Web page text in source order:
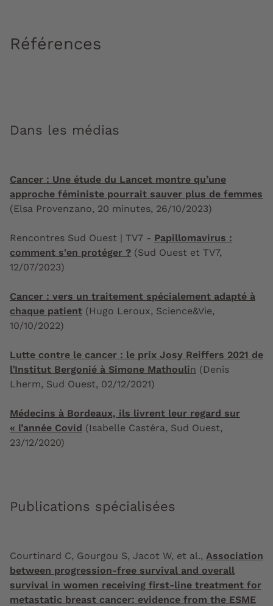
Références
Dans les médias
Cancer : Une étude du Lancet montre qu’une
approche féministe pourrait sauver plus de femmes
(Elsa Provenzano, 20 minutes, 26/10/2023)
Rencontres Sud Ouest | TV7 - Papillomavirus :
comment s'en protéger ? (Sud Ouest et TV7,
12/07/2023)
Cancer : vers un traitement spécialement adapté à
chaque patient (Hugo Leroux, Science&Vie,
10/10/2022)
Lutte contre le cancer : le prix Josy Reiffers 2021 de
l’Institut Bergonié à Simone Mathoulin (Denis
Lherm, Sud Ouest, 02/12/2021)
Médecins à Bordeaux, ils livrent leur regard sur
« l’année Covid (Isabelle Castéra, Sud Ouest,
23/12/2020)​​​​​​
Publications spécialisées
Courtinard C, Gourgou S, Jacot W, et al., Association
between progression-free survival and overall
survival in women receiving first-line treatment for
metastatic breast cancer: evidence from the ESME